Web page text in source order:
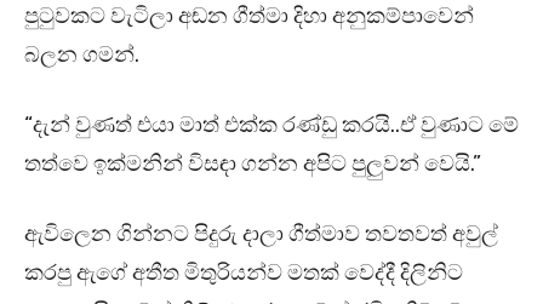
පුටුවකට වැටිලා අඬන ගීත්මා දිහා අනුකම්පාවෙන්
බලන ගමන්.
“දැන් වුණත් එයා මාත් එක්ක රණ්ඩු කරයි..ඒ වුණාට මේ
තත්වෙ ඉක්මනින් විසඳා ගන්න අපිට පුලුවන් වෙයි.”
ඇවිලෙන ගින්නට පිදුරු දාලා ගීත්මාව තවතවත් අවුල්
කරපු ඇගේ අතීත මිතුරියන්ව මතක් වෙද්දී දිලිනිට